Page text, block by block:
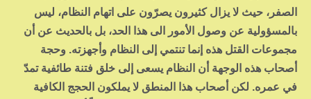
الصفر، حيث لا يزال كثيرون يصرّون على اتهام النظام، ليس
بالمسؤولية عن وصول الأمور الى هذا الحد، بل بالحديث عن أن
مجموعات القتل هذه إنما تنتمي إلى النظام وأجهزته. وحجة
أصحاب هذه الوجهة أن النظام يسعى إلى خلق فتنة طائفية تمدّ
في عمره. لكن أصحاب هذا المنطق لا يملكون الحجج الكافية